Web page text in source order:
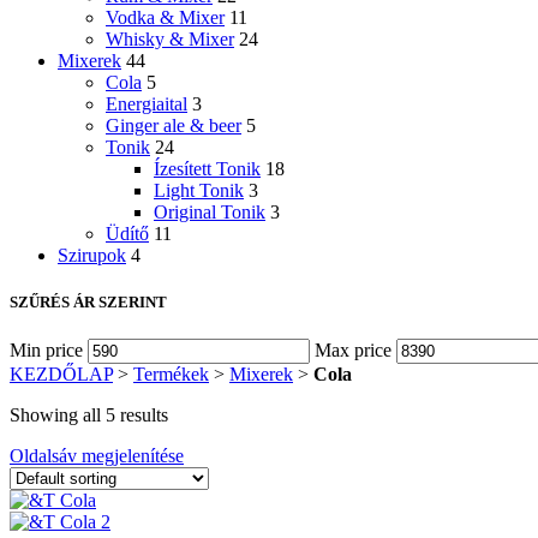
Vodka & Mixer 11
Whisky & Mixer 24
Mixerek 44
Cola 5
Energiaital 3
Ginger ale & beer 5
Tonik 24
Ízesített Tonik 18
Light Tonik 3
Original Tonik 3
Üdítő 11
Szirupok 4
SZŰRÉS ÁR SZERINT
Min price Max price
KEZDŐLAP> Termékek > Mixerek > Cola
Showing all 5 results
Oldalsáv megjelenítése